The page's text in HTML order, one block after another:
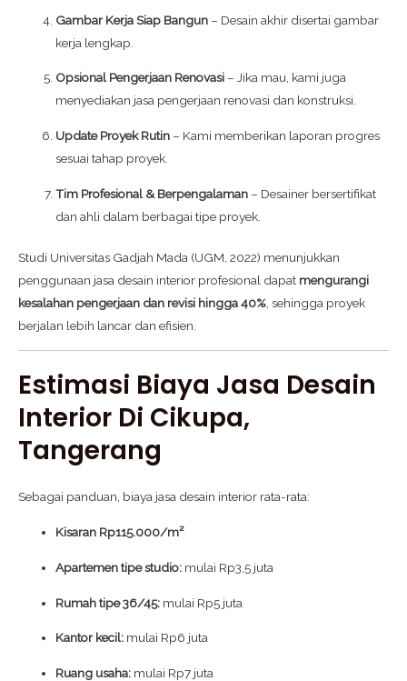
Gambar Kerja Siap Bangun – Desain akhir disertai gambar
kerja lengkap.
Opsional Pengerjaan Renovasi – Jika mau, kami juga
menyediakan jasa pengerjaan renovasi dan konstruksi.
Update Proyek Rutin – Kami memberikan laporan progres
sesuai tahap proyek.
Tim Profesional & Berpengalaman – Desainer bersertifikat
dan ahli dalam berbagai tipe proyek.
Studi Universitas Gadjah Mada (UGM, 2022) menunjukkan
penggunaan jasa desain interior profesional dapat mengurangi
kesalahan pengerjaan dan revisi hingga 40%, sehingga proyek
berjalan lebih lancar dan efisien.
Estimasi Biaya Jasa Desain
Interior Di Cikupa,
Tangerang
Sebagai panduan, biaya jasa desain interior rata-rata:
Kisaran Rp115.000/m²
Apartemen tipe studio: mulai Rp3,5 juta
Rumah tipe 36/45: mulai Rp5 juta
Kantor kecil: mulai Rp6 juta
Ruang usaha: mulai Rp7 juta